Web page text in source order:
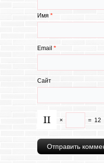
Имя*
Email*
Сайт
× = 12